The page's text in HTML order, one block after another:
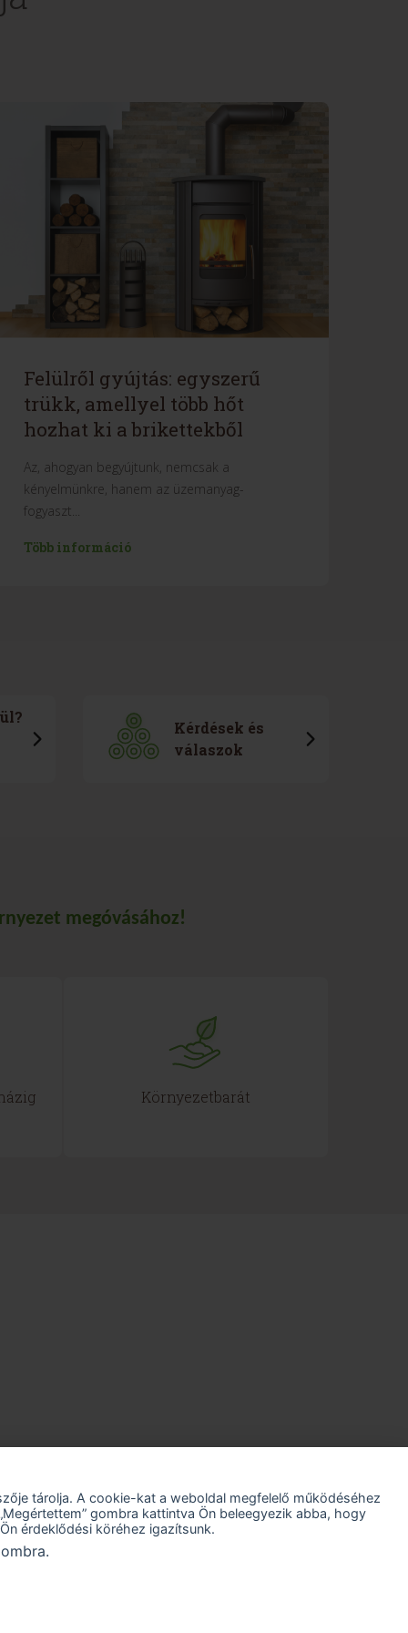
Felülről gyújtás: egyszerű
trükk, amellyel több hőt
hozhat ki a brikettekből
Az, ahogyan begyújtunk, nemcsak a
kényelmünkre, hanem az üzemanyag-
fogyaszt...
Több információ
Kérdések és
válaszok
megóvásához!
Környezetbarát
tárolja. A cookie-kat a weboldal megfelelő működéséhez
gombra kattintva Ön beleegyezik abba, hogy
érdeklődési köréhez igazítsunk.